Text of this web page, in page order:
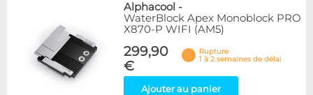
Alphacool -
WaterBlock Apex Monoblock PRO
X870-P WIFI (AM5)
299,90
€
Rupture
1 à 2 semaines de délai
Ajouter au panier